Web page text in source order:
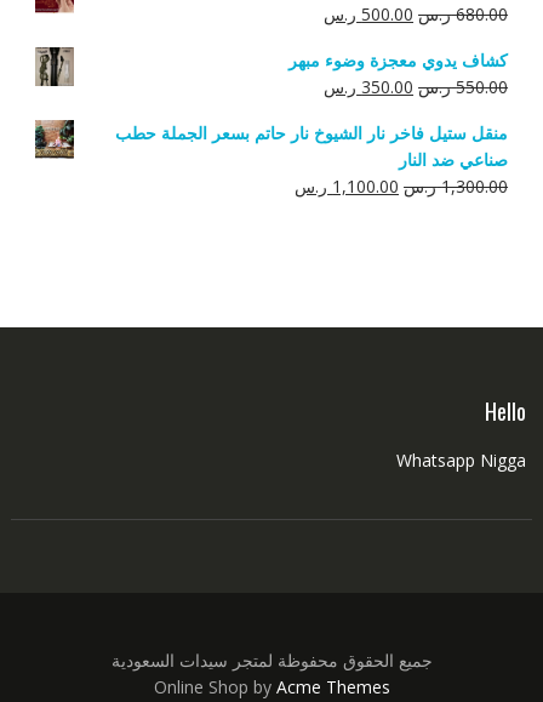
680.00 ر.س السعر
هو:
680.00 ر.س.
500.00 ر.سالسعر
هو:
500.00 ر.س.
كشاف يدوي معجزة وضوء مبهر
550.00 ر.س السعر
هو:
550.00 ر.س.
350.00 ر.سالسعر
هو:
منقل ستيل فاخر نار الشيوخ نار حاتم بسعر الجملة حطب
صناعي ضد النار
1,300.00 ر.س السعر
1,100.00 ر.سالسعر
Hello
Whatsapp Nigga
جميع الحقوق محفوظة لمتجر سيدات السعودية
Online Shop by Acme Themes